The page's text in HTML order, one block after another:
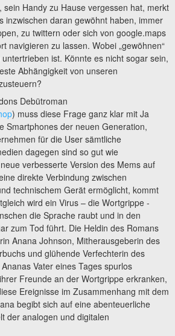
sein Handy zu Hause vergessen hat, merkt
inzwischen daran gewöhnt haben, immer
zu twittern oder sich von google.maps
navigieren zu lassen. Wobei „gewöhnen“
ist. Könnte es nicht sogar sein,
Abhängigkeit von unseren
Debütroman
) muss diese Frage ganz klar mit Ja
Smartphones der neuen Generation,
für die User sämtliche
dagegen sind so gut wie
verbesserte Version des Mems auf
direkte Verbindung zwischen
technischem Gerät ermöglicht, kommt
wird ein Virus – die Wortgrippe -
die Sprache raubt und in den
zum Tod führt. Die Heldin des Romans
Anana Johnson, Mitherausgeberin des
und glühende Verfechterin des
Vater eines Tages spurlos
Freunde an der Wortgrippe erkranken,
Ereignisse im Zusammenhang mit dem
begibt sich auf eine abenteuerliche
der analogen und digitalen